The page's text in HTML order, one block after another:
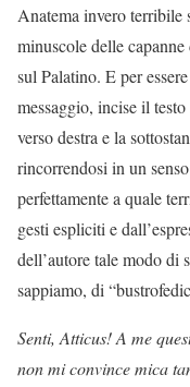
Anatema invero terribile
minuscole delle
sul Palatino. E per
messaggio, incise il
verso destra e la
rincorrendosi in un
perfettamente a quale
gesti espliciti e
dell’autore tale modo di
sappiamo, di
Senti, Atticus! A me
non mi convince mica